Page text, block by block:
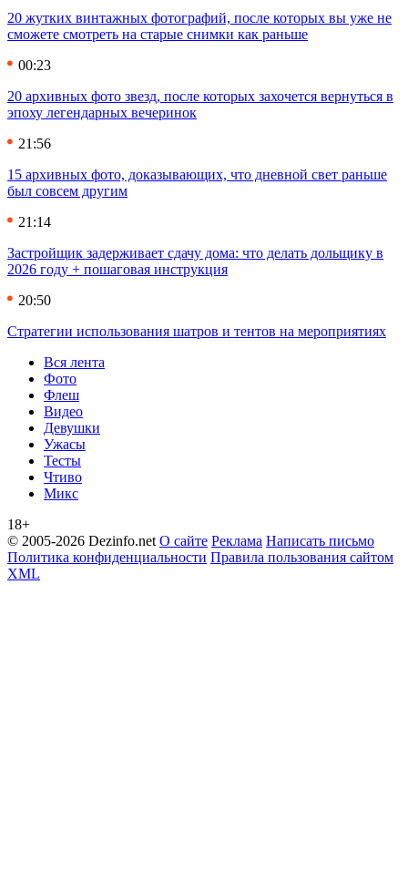
20 жутких винтажных фотографий, после которых вы уже не
сможете смотреть на старые снимки как раньше
00:23
20 архивных фото звезд, после которых захочется вернуться в
эпоху легендарных вечеринок
21:56
15 архивных фото, доказывающих, что дневной свет раньше
был совсем другим
21:14
Застройщик задерживает сдачу дома: что делать дольщику в
2026 году + пошаговая инструкция
20:50
Стратегии использования шатров и тентов на мероприятиях
Вся лента
Фото
Флеш
Видео
Девушки
Ужасы
Тесты
Чтиво
Микс
18+
© 2005-2026 Dezinfo.net О сайте Реклама Написать письмо
Политика конфиденциальности Правила пользования сайтом
XML